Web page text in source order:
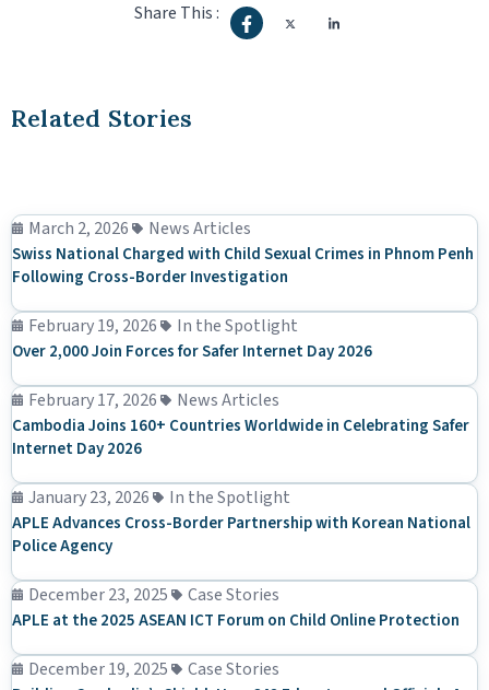
Share This :
Related Stories
March 2, 2026 News Articles
Swiss National Charged with Child Sexual Crimes in Phnom Penh
Following Cross-Border Investigation
February 19, 2026 In the Spotlight
Over 2,000 Join Forces for Safer Internet Day 2026
February 17, 2026 News Articles
Cambodia Joins 160+ Countries Worldwide in Celebrating Safer
Internet Day 2026
January 23, 2026 In the Spotlight
APLE Advances Cross-Border Partnership with Korean National
Police Agency
December 23, 2025 Case Stories
APLE at the 2025 ASEAN ICT Forum on Child Online Protection
December 19, 2025 Case Stories